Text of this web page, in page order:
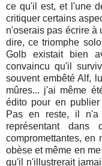
ce qu'il est, et l'une
critiquer certains
n'oserais pas écrire à
dire, ce triomphe
Golb existait bien
convaincu qu'il
souvent embêté Alf,
mûres... j'ai même
édito pour en
Pas en reste, il
représentant dans
compromettantes, en
obèse et même en
qu'il n'illustrerait